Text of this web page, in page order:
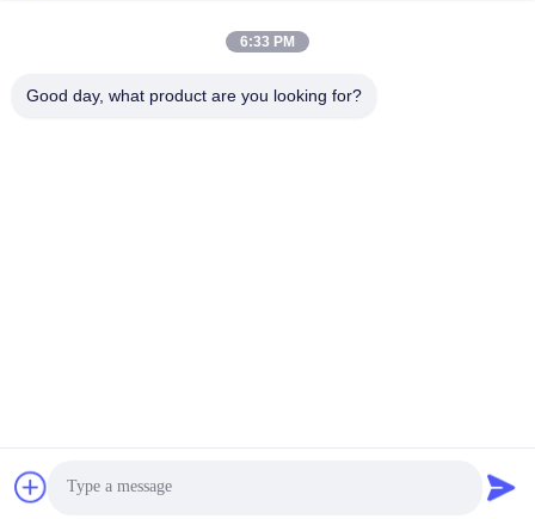
6:33 PM
Good day, what product are you looking for?